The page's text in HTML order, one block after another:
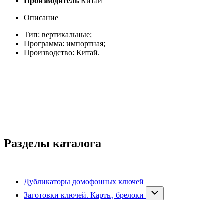
Описание
Тип: вертикальные;
Программа: импортная;
Производство: Китай.
Разделы каталога
Дубликаторы домофонных ключей
Заготовки ключей. Карты, брелоки